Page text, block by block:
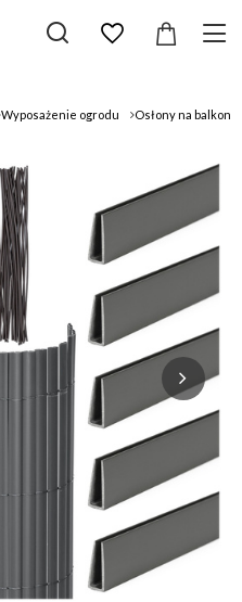
Wyposażenie ogrodu Osłony na balkon